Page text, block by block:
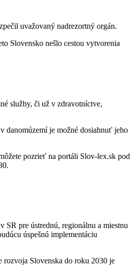
uvažovaný nadrezortný orgán.
Slovensko nešlo cestou vytvorenia
služby, či už v zdravotníctve,
danomúzemí je možné dosiahnuť jeho
pozrieť na portáli Slov-lex.sk pod
SR pre ústrednú, regionálnu a miestnu
úspešnú implementáciu
Slovenska do roku 2030 je